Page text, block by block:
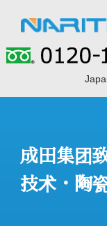
成田集团
技术・陶